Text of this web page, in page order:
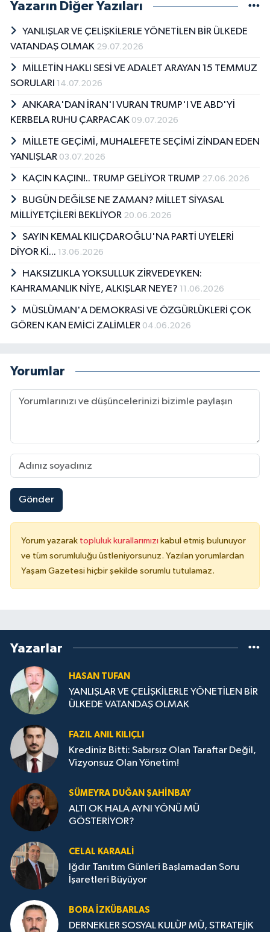
Yazarın Diğer Yazıları
YANLIŞLAR VE ÇELİŞKİLERLE YÖNETİLEN BİR ÜLKEDE
VATANDAŞ OLMAK 29.07.2026
MİLLETİN HAKLI SESİ VE ADALET ARAYAN 15 TEMMUZ
SORULARI 14.07.2026
ANKARA'DAN İRAN'I VURAN TRUMP'I VE ABD'Yİ
KERBELA RUHU ÇARPACAK 09.07.2026
MİLLETE GEÇİMİ, MUHALEFETE SEÇİMİ ZİNDAN EDEN
YANLIŞLAR 03.07.2026
KAÇIN KAÇIN!.. TRUMP GELİYOR TRUMP 27.06.2026
BUGÜN DEĞİLSE NE ZAMAN? MİLLET SİYASAL
MİLLİYETÇİLERİ BEKLİYOR 20.06.2026
SAYIN KEMAL KILIÇDAROĞLU'NA PARTİ UYELERİ
DİYOR Kİ... 13.06.2026
HAKSIZLIKLA YOKSULLUK ZİRVEDEYKEN:
KAHRAMANLIK NİYE, ALKIŞLAR NEYE? 11.06.2026
MÜSLÜMAN'A DEMOKRASİ VE ÖZGÜRLÜKLERİ ÇOK
GÖREN KAN EMİCİ ZALİMLER 04.06.2026
Yorumlar
Gönder
Yorum yazarak topluluk kurallarımızı kabul etmiş bulunuyor
ve tüm sorumluluğu üstleniyorsunuz. Yazılan yorumlardan
Yaşam Gazetesi hiçbir şekilde sorumlu tutulamaz.
Yazarlar
HASAN TUFAN
YANLIŞLAR VE ÇELİŞKİLERLE YÖNETİLEN BİR
ÜLKEDE VATANDAŞ OLMAK
FAZIL ANIL KILIÇLI
Krediniz Bitti: Sabırsız Olan Taraftar Değil,
Vizyonsuz Olan Yönetim!
SÜMEYRA DUĞAN ŞAHINBAY
ALTI OK HALA AYNI YÖNÜ MÜ
GÖSTERİYOR?
CELAL KARAALİ
Iğdır Tanıtım Günleri Başlamadan Soru
İşaretleri Büyüyor
BORA İZKÜBARLAS
DERNEKLER SOSYAL KULÜP MÜ, STRATEJİK